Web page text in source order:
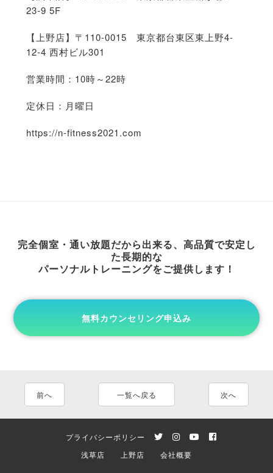
23-9 5F
【上野店】〒110-0015 東京都台東区東上野4-
12-4 西村ビル301
営業時間：10時～22時
定休日：月曜日
https://n-fitness2021.com
完全個室・通い放題だから出来る、高品質で安定し
た長期的な
パーソナルトレーニングをご提供します！
無料カウンセリング申込み
前へ 一覧へ戻る 次へ
プライバシーポリシー
浅草店
上野店 会社概要